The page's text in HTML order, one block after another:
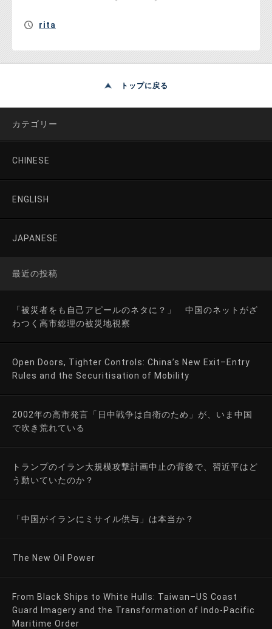
rita
トップに戻る
カテゴリー
CHINESE
ENGLISH
JAPANESE
最近の投稿
「被災者をも自己アピールのネタに？」 中国のネットがざ
わつく高市総理の被災地視察
Open Doors, Tighter Controls: China’s New Exit–Entry
Rules and the Securitisation of Mobility
2002年の高市発言「日中戦争は自衛のため」が、いま中国
で吹き荒れている
トランプのイラン大規模攻撃計画中止の背後で、習近平はど
う動いていたのか？
「中国がイランにミサイル供与」は本当か？
The New Oil Power
From Black Ships to White Hulls: Taiwan–US Coast
Guard Imagery and the Transformation of Indo-Pacific
Maritime Order